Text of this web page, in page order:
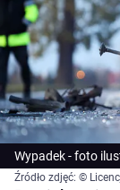
Wypadek - foto
Źródło zdjęć: ©